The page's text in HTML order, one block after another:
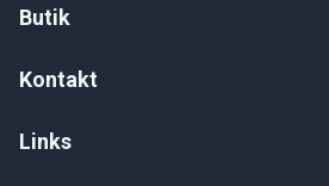
Butik
Kontakt
Links